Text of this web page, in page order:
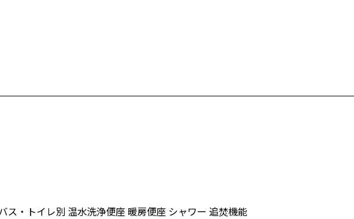
ス・トイレ別 温水洗浄便座 暖房便座 シャワー 追焚機能